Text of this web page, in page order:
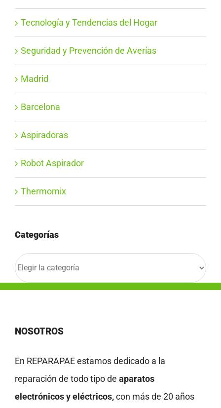
Tecnología y Tendencias del Hogar
Seguridad y Prevención de Averías
Madrid
Barcelona
Aspiradoras
Robot Aspirador
Thermomix
Categorías
Categorías
NOSOTROS
En REPARAPAE estamos dedicado a la
reparación de todo tipo de aparatos
electrónicos y eléctricos,con más de 20 años